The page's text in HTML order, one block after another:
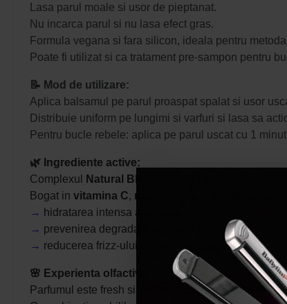
Lasa parul moale si usor de pieptanat.
Nu incarca parul si nu lasa efect gras.
Formula vegana si fara silicon, ideala pentru
Poate fi utilizat si ca tratament pre-sampon pentru
📝 Mod de utilizare:
Aplica balsamul pe parul proaspat spalat si usor
Distribuie uniform pe lungimi si varfuri si lasa sa
Pentru bucle rebele: aplica pe parul uscat cu 1
🌿 Ingrediente active:
Complexul
Natural Blackcurrant
(coacaze negre,
Bogat in vitamina C, niacinamida
→ hidratarea intensa a parului;
→ prevenirea degradarii si ruperii;
→ reducerea frizz-ului si imbunatatirea texturii.
🌸 Experienta olfactiva:
Parfumul este fresh si sofisticat, cu note citrice si